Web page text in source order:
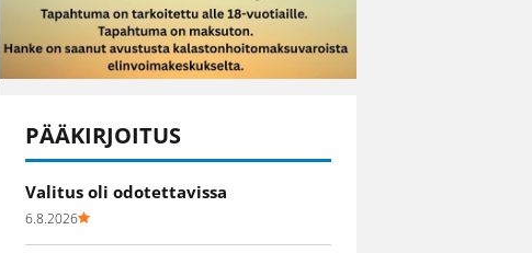
PÄÄKIRJOITUS
Valitus oli odotettavissa
6.8.2026